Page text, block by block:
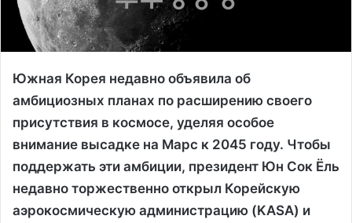
Южная Корея недавно объявила об
амбициозных планах по расширению своего
присутствия в космосе, уделяя особое
внимание высадке на Марс к 2045 году. Чтобы
поддержать эти амбиции, президент Юн Сок Ёль
недавно торжественно открыл Корейскую
аэрокосмическую администрацию (KASA) и